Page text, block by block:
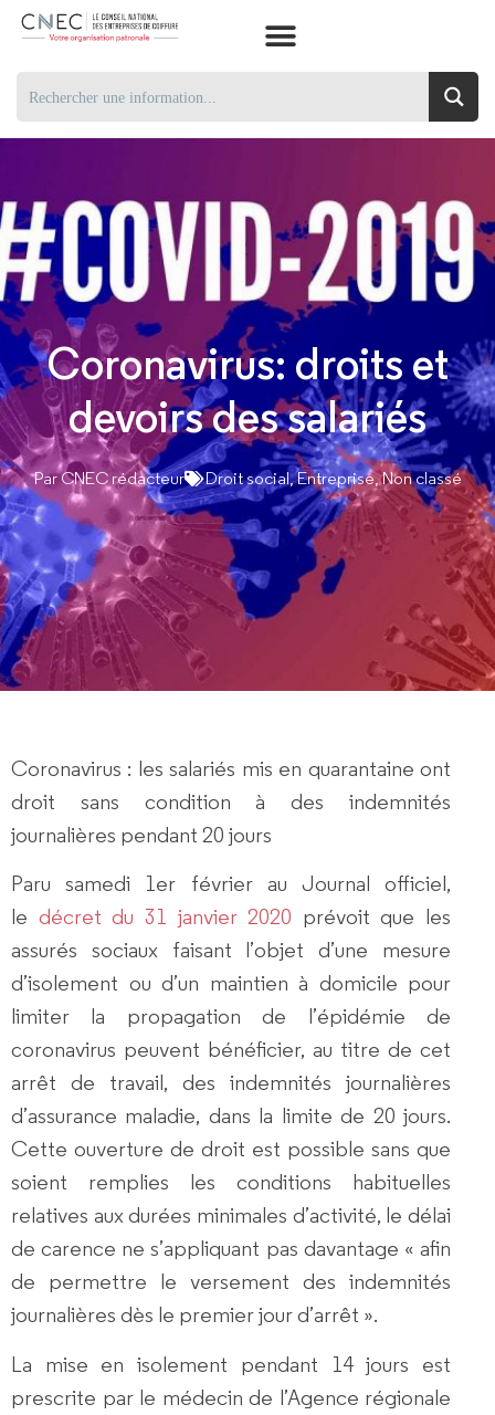
Coronavirus: droits et
devoirs des salariés
ParCNEC rédacteur Droit social,Entreprise,Non classé
Coronavirus : les salariés mis en quarantaine ont
droit sans condition à des indemnités
journalières pendant 20 jours
Paru samedi 1er février au Journal officiel,
le décret du 31 janvier 2020 prévoit que les
assurés sociaux faisant l’objet d’une mesure
d’isolement ou d’un maintien à domicile pour
limiter la propagation de l’épidémie de
coronavirus peuvent bénéficier, au titre de cet
arrêt de travail, des indemnités journalières
d’assurance maladie, dans la limite de 20 jours.
Cette ouverture de droit est possible sans que
soient remplies les conditions habituelles
relatives aux durées minimales d’activité, le délai
de carence ne s’appliquant pas davantage « afin
de permettre le versement des indemnités
journalières dès le premier jour d’arrêt ».
La mise en isolement pendant 14 jours est
prescrite par le médecin de l’Agence régionale